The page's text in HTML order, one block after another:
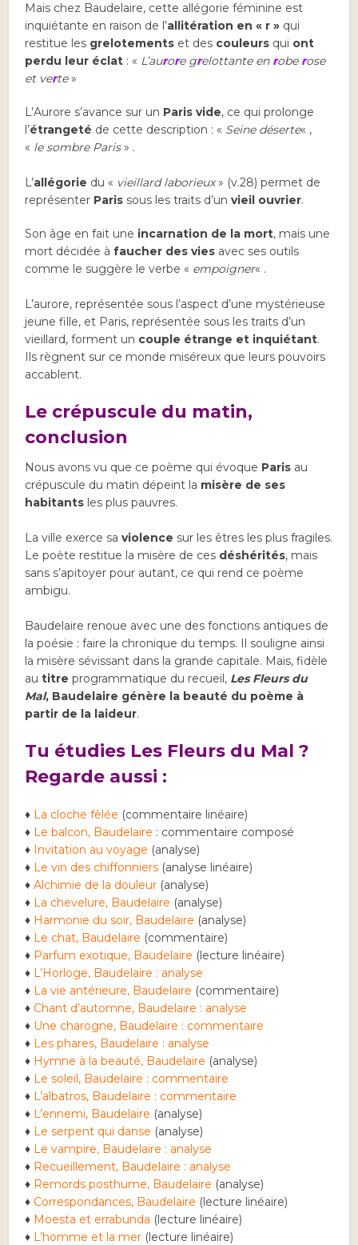
Mais chez Baudelaire, cette allégorie féminine est
inquiétante en raison de l’allitération en « r » qui
restitue les grelotements et des couleurs qui ont
perdu leur éclat : « L’aurore grelottante en robe rose
et verte»
L’Aurore s’avance sur un Paris vide, ce qui prolonge
l’étrangeté de cette description : « Seine déserte« ,
« le sombre Paris» .
L’allégorie du « vieillard laborieux» (v.28) permet de
représenter Paris sous les traits d’unvieil ouvrier.
Son âge en fait une incarnation de la mort, mais une
mort décidée àfaucher des vies avec ses outils
comme le suggère le verbe « empoigner« .
L’aurore, représentée sous l’aspect d’une mystérieuse
jeune fille, et Paris, représentée sous les traits d’un
vieillard, forment un couple étrange et inquiétant.
Ils règnent sur ce monde miséreux que leurs pouvoirs
accablent.
Le crépuscule du matin,
conclusion
Nous avons vu que ce poème qui évoque Paris au
crépuscule du matin dépeint la misère de ses
habitants les plus pauvres.
La ville exerce saviolence sur les êtres les plus fragiles.
Le poète restitue la misère de ces déshérités, mais
sans s’apitoyer pour autant, ce qui rend ce poème
ambigu.
Baudelaire renoue avec une des fonctions antiques de
la poésie : faire la chronique du temps. Il souligne ainsi
la misère sévissant dans la grande capitale. Mais, fidèle
autitre programmatique du recueil, Les Fleurs du
Mal, Baudelaire génère la beauté du poème à
partir de la laideur.
Tu étudies Les Fleurs du Mal ?
Regarde aussi :
♦ La cloche fêlée (commentaire linéaire)
♦ Le balcon, Baudelaire : commentaire composé
♦ Invitation au voyage (analyse)
♦ Le vin des chiffonniers (analyse linéaire)
♦Alchimie de la douleur (analyse)
♦ La chevelure, Baudelaire (analyse)
♦ Harmonie du soir, Baudelaire (analyse)
♦ Le chat, Baudelaire (commentaire)
♦ Parfum exotique, Baudelaire (lecture linéaire)
♦ L’Horloge, Baudelaire : analyse
♦ La vie antérieure, Baudelaire (commentaire)
♦ Chant d’automne, Baudelaire : analyse
♦ Une charogne, Baudelaire : commentaire
♦ Les phares, Baudelaire : analyse
♦ Hymne à la beauté, Baudelaire (analyse)
♦ Le soleil, Baudelaire : commentaire
♦ L’albatros, Baudelaire : commentaire
♦ L’ennemi, Baudelaire (analyse)
♦ Le serpent qui danse (analyse)
♦ Le vampire, Baudelaire : analyse
♦ Recueillement, Baudelaire : analyse
♦ Remords posthume, Baudelaire (analyse)
♦ Correspondances, Baudelaire (lecture linéaire)
♦ Moesta et errabunda (lecture linéaire)
♦ L’homme et la mer (lecture linéaire)